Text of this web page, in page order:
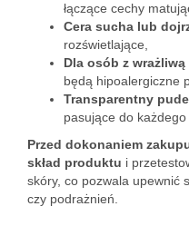
łączące cechy
Cera sucha lub
rozświetlające,
Dla osób z
będą hipoalergiczne
Transparentny
pasujące do każdego
Przed dokonaniem
skład produktu i
skóry, co pozwala upewnić
czy podrażnień.